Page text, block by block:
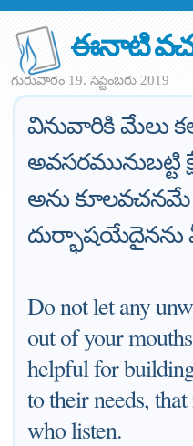
ఈనాటి
గురువారం 19. సెప్టెంబరు 2019
వినువారికి మేలు
అవసరమునుబట్టి
అను కూలవచనమే
Do not let any
out of your
helpful for
to their needs,
who listen.